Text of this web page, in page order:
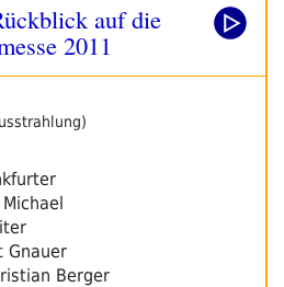
auf die
2011
Gnauer
Berger